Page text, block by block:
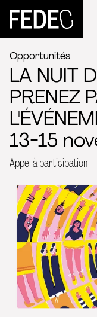
FEDEC
Opportunités
LA NUIT
PRENEZ
13-15
Appel à participation